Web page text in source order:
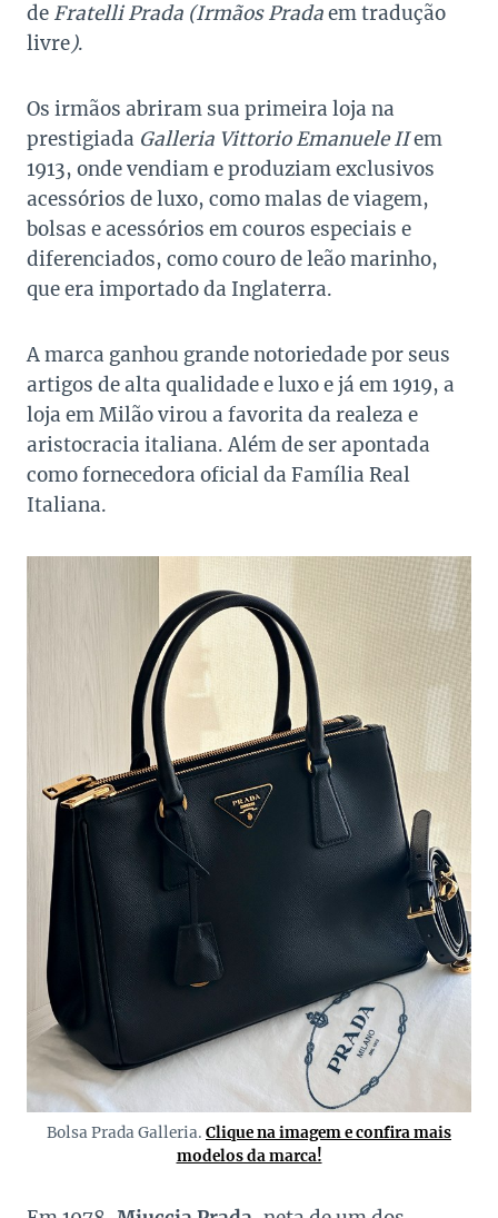
de Fratelli Prada (Irmãos Pradaem tradução
livre).
Os irmãos abriram sua primeira loja na
prestigiada Galleria Vittorio Emanuele IIem
1913, onde vendiam e produziam exclusivos
acessórios de luxo, como malas de viagem,
bolsas e acessórios em couros especiais e
diferenciados, como couro de leão marinho,
que era importado da Inglaterra.
A marca ganhou grande notoriedade por seus
artigos de alta qualidade e luxo e já em 1919, a
loja em Milão virou a favorita da realeza e
aristocracia italiana. Além de ser apontada
como fornecedora oficial da Família Real
Italiana.
Bolsa Prada Galleria. Clique na imagem e confira mais
modelos da marca!